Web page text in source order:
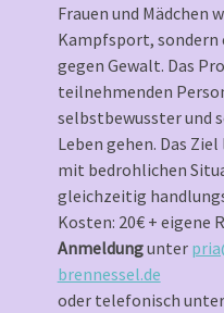
Frauen und Mädchen
Kampfsport,
gegen Gewalt. Das
teilnehmenden
selbstbewusster und
Leben gehen. Das
mit bedrohlichen
gleichzeitig
Kosten: 20€ + eigene
Anmeldungunter
brennessel.de
oder telefonisch unter